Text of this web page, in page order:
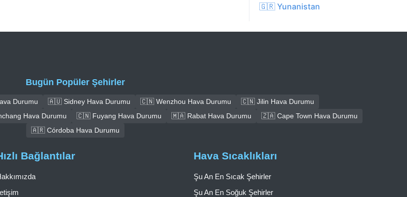
🇬🇷 Yunanistan
Bugün Popüler Şehirler
Durumu 🇦🇺 Sidney Hava Durumu 🇨🇳 Wenzhou Hava Durumu
🇨🇳 Jilin Hava Durumu
Hava Durumu 🇨🇳 Fuyang Hava Durumu 🇲🇦 Rabat Hava Durumu
🇿🇦 Cape Town Hava Durumu
🇦🇷 Córdoba Hava Durumu
Bağlantılar Hava Sıcaklıkları
Şu An En Sıcak Şehirler
Şu An En Soğuk Şehirler